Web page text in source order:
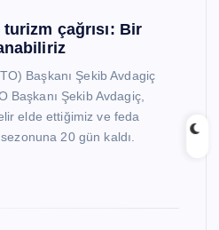
çağrısı: Bir
Başkanı Şekib Avdagiç
Başkanı Şekib Avdagiç,
elde ettiğimiz ve feda
20 gün kaldı.